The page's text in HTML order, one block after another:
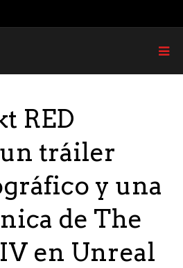
RED
tráiler
y una
de The
en Unreal